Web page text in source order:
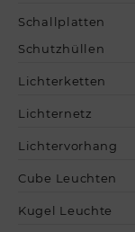
Schallplatten
Schutzhüllen
Lichterketten
Lichternetz
Lichtervorhang
Cube Leuchten
Kugel Leuchte